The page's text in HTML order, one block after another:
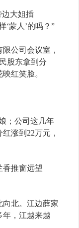
大姐插
‘蒙人’的吗？”
公司会议室，
股东拿到分
红笑脸。
；公司这几年
涨到22万元，
推窗远望
北。江边薛家
年，江越来越